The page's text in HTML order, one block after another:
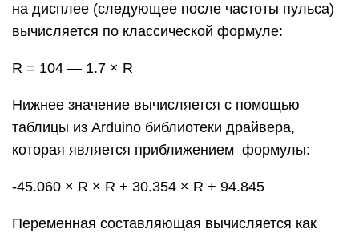
на дисплее (следующее после частоты пульса)
вычисляется по классической формуле:
R = 104 — 1.7 × R
Нижнее значение вычисляется с помощью
таблицы из Arduino библиотеки драйвера,
которая является приближением формулы:
-45.060 × R × R + 30.354 × R + 94.845
Переменная составляющая вычисляется как